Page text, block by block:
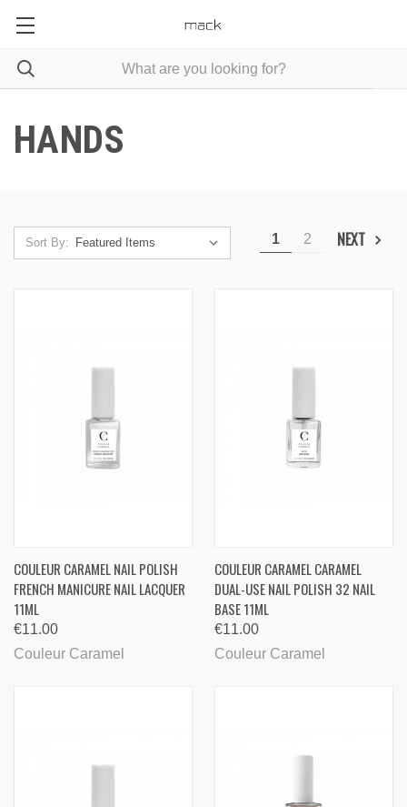
HANDS
Sort By: 1 2 NEXT
COULEUR CARAMEL NAIL POLISH
FRENCH MANICURE NAIL LACQUER
11ML
€11.00
Couleur Caramel
COULEUR CARAMEL CARAMEL
DUAL-USE NAIL POLISH 32 NAIL
BASE 11ML
€11.00
Couleur Caramel